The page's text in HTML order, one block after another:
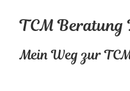
TCM Beratung
Mein Weg zur